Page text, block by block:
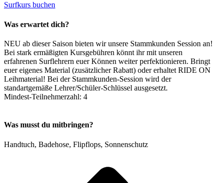
Surfkurs buchen
Was erwartet dich?
NEU ab dieser Saison bieten wir unsere Stammkunden Session an!
Bei stark ermäßigten Kursgebühren könnt ihr mit unseren
erfahrenen Surflehrern euer Können weiter perfektionieren. Bringt
euer eigenes Material (zusätzlicher Rabatt) oder erhaltet RIDE ON
Leihmaterial! Bei der Stammkunden-Session wird der
standartgemäße Lehrer/Schüler-Schlüssel ausgesetzt.
Mindest-Teilnehmerzahl: 4
Was musst du mitbringen?
Handtuch, Badehose, Flipflops, Sonnenschutz